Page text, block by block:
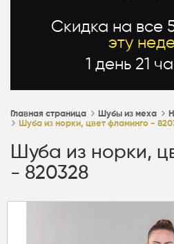
Скидка на все
эту
1 день 21
Главная страница Шубы из меха
Шуба из норки, цвет фламинго -
Шуба из норки,
- 820328